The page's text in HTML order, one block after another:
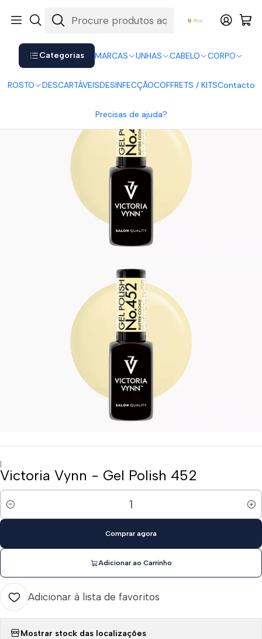
Categorias MARCAS UNHAS CABELO CORPO
ROSTO DESCARTÁVEISDESINFECÇÃOCOFFRETS / KITSContacto
Precisas de ajuda?
Shop now. Pay later with Klarna.
Victoria Vynn - Gel Polish 452
|
Victoria Vynn - Gel Polish 452
Quantidade
Adicionar ao Carrinho
Comprar agora
Adicionar à lista de favoritos
Mostrar stock das localizações